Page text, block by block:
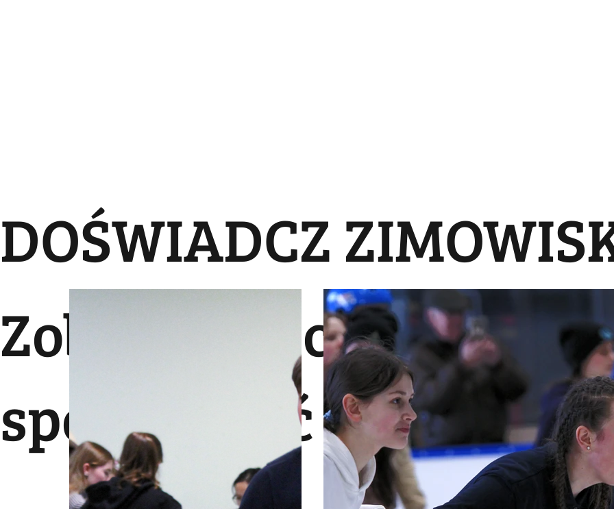
DOŚWIADCZ
Zobacz jakich atrakcji
spodziewać podczas